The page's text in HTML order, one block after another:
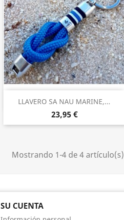
LLAVERO SA NAU MARINE,...
23,95 €
 Vista rápida
Mostrando 1-4 de 4 artículo(s)
SU CUENTA